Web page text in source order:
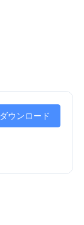
ダウンロード